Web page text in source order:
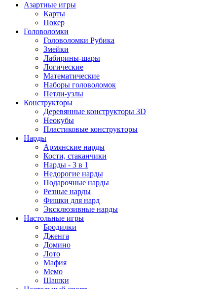
Азартные игры
Карты
Покер
Головоломки
Головоломки Рубика
Змейки
Лабирины-шары
Логические
Математические
Наборы головоломок
Петли-узлы
Конструкторы
Деревянные конструкторы 3D
Неокубы
Пластиковые конструкторы
Нарды
Армянские нарды
Кости, стаканчики
Нарды - 3 в 1
Недорогие нарды
Подарочные нарды
Резные нарды
Фишки для нард
Эксклюзивные нарды
Настольные игры
Бродилки
Дженга
Домино
Лото
Мафия
Мемо
Шашки